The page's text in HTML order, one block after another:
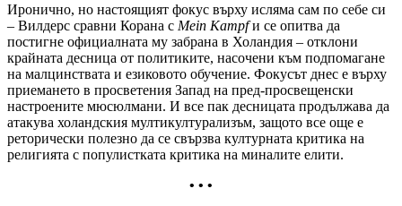
Иронично, но настоящият фокус върху исляма сам по себе си
– Вилдерс сравни Корана с Mein Kampfи се опитва да
постигне официалната му забрана в Холандия – отклони
крайната десница от политиките, насочени към подпомагане
на малцинствата и езиковото обучение. Фокусът днес е върху
приемането в просветения Запад на пред-просвещенски
настроените мюсюлмани. И все пак десницата продължава да
атакува холандския мултикултурализъм, защото все още е
реторически полезно да се свързва културната критика на
религията с популистката критика на миналите елити.
• • •